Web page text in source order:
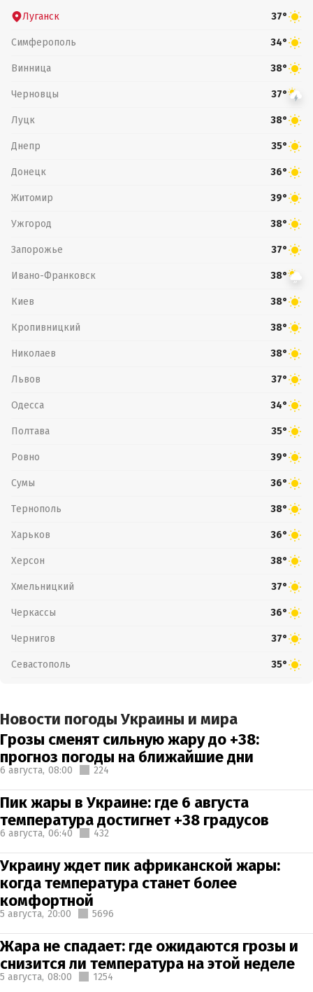
Луганск 37°
Симферополь 34°
Винница 38°
Черновцы 37°
Луцк 38°
Днепр 35°
Донецк 36°
Житомир 39°
Ужгород 38°
Запорожье 37°
Ивано-Франковск 38°
Киев 38°
Кропивницкий 38°
Николаев 38°
Львов 37°
Одесса 34°
Полтава 35°
Ровно 39°
Сумы 36°
Тернополь 38°
Харьков 36°
Херсон 38°
Хмельницкий 37°
Черкассы 36°
Чернигов 37°
Севастополь 35°
Новости погоды Украины и мира
Грозы сменят сильную жару до +38:
прогноз погоды на ближайшие дни
6 августа, 08:00 224
Пик жары в Украине: где 6 августа
температура достигнет +38 градусов
6 августа, 06:40 432
Украину ждет пик африканской жары:
когда температура станет более
комфортной
5 августа, 20:00 5696
Жара не спадает: где ожидаются грозы и
снизится ли температура на этой неделе
5 августа, 08:00 1254